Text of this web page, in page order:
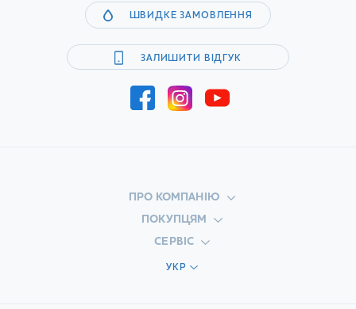
ШВИДКЕ ЗАМОВЛЕННЯ
ЗАЛИШИТИ ВІДГУК
ПРО КОМПАНІЮ
ПОКУПЦЯМ
СЕРВІС
УКР